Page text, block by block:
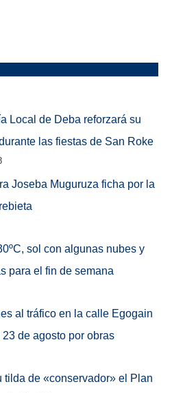
Local de Deba reforzará su
las fiestas de San Roke
Joseba Muguruza ficha por la
sol con algunas nubes y
para el fin de semana
al tráfico en la calle Egogain
de agosto por obras
tilda de «conservador» el Plan